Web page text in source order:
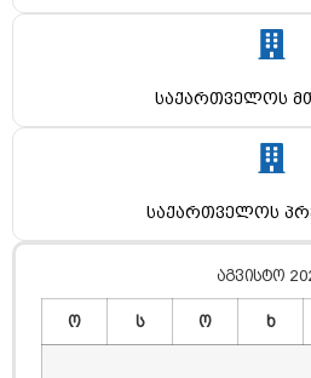
საქართველოს
საქართველოს
აგვისტო
ო ს ო ხ